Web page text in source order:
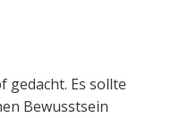
gedacht. Es sollte
Bewusstsein